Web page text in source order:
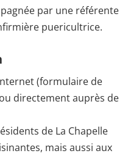
par une référente
puericultrice.
(formulaire de
directement auprès de
de La Chapelle
mais aussi aux